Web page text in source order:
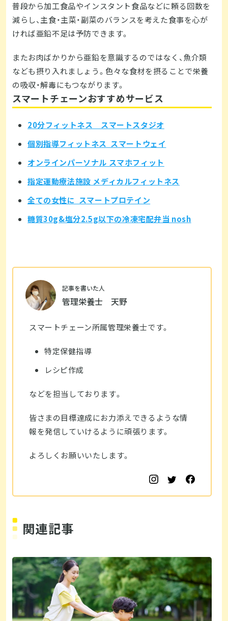
普段から加工食品やインスタント食品などに頼る回数を
減らし、主食・主菜・副菜のバランスを考えた食事を心が
ければ亜鉛不足は予防できます。
またお肉ばかりから亜鉛を意識するのではなく、魚介類
なども摂り入れましょう。色々な食材を摂ることで栄養
の吸収・解毒にもつながります。
スマートチェーンおすすめサービス
20分フィットネス スマートスタジオ
個別指導フィットネス スマートウェイ
オンラインパーソナル スマホフィット
指定運動療法施設 メディカルフィットネス
全ての女性に スマートプロテイン
糖質30g&塩分2.5g以下の冷凍宅配弁当 nosh
記事を書いた人
管理栄養士 天野
スマートチェーン所属管理栄養士です。
特定保健指導
レシピ作成
などを担当しております。
皆さまの目標達成にお力添えできるような情
報を発信していけるように頑張ります。
よろしくお願いいたします。
関連記事